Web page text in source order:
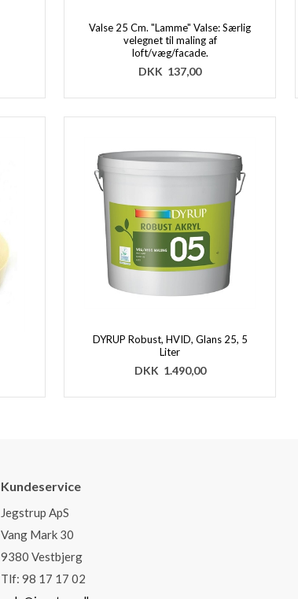
Valse 25 Cm. "Lamme" Valse: Særlig
velegnet til maling af
loft/væg/facade.
DKK 137,00
DYRUP Robust, HVID, Glans 25, 5
Liter
DKK 1.490,00
Kundeservice
Jegstrup ApS
Vang Mark 30
9380 Vestbjerg
Tlf: 98 17 17 02